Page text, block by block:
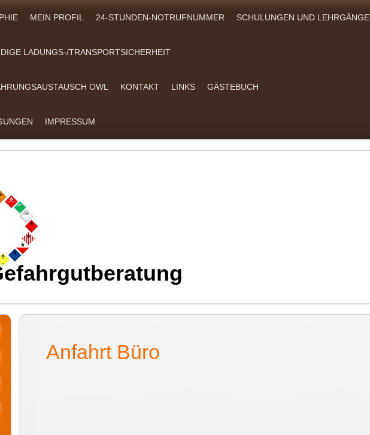
MEIN PROFIL 24-STUNDEN-NOTRUFNUMMER SCHULUNGEN UND LEHRGÄNGE
LADUNGS-/TRANSPORTSICHERHEIT
OWL KONTAKT LINKS GÄSTEBUCH
IMPRESSUM
Anfahrt Büro